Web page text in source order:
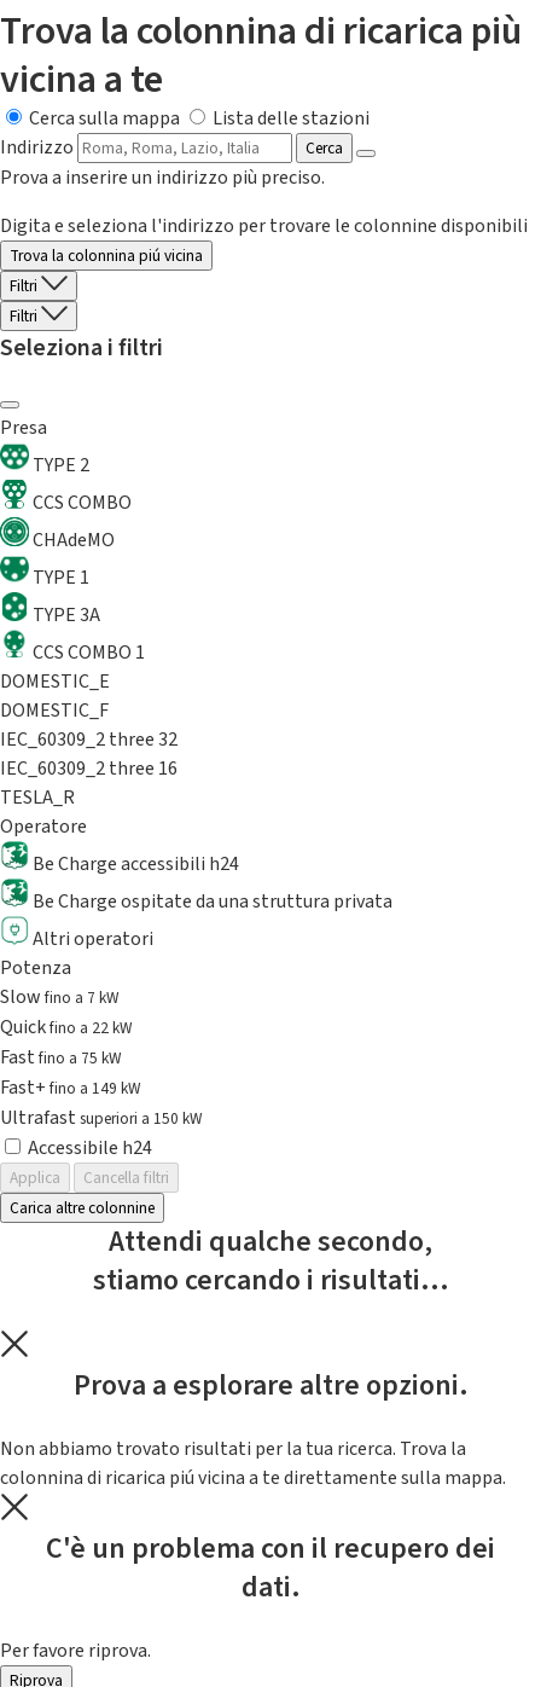
Trova la colonnina di ricarica più
vicina a te
Cerca sulla mappa
Lista delle stazioni
Indirizzo
Cerca
Prova a inserire un indirizzo più preciso.
Digita e seleziona l'indirizzo per trovare le colonnine disponibili
Trova la colonnina piú vicina
Filtri
Filtri
Seleziona i filtri
Presa
TYPE 2
CCS COMBO
CHAdeMO
TYPE 1
TYPE 3A
CCS COMBO 1
DOMESTIC_E
DOMESTIC_F
IEC_60309_2 three 32
IEC_60309_2 three 16
TESLA_R
Operatore
Be Charge accessibili h24
Be Charge ospitate da una struttura privata
Altri operatori
Potenza
Slowfino a 7 kW
Quickfino a 22 kW
Fastfino a 75 kW
Fast+fino a 149 kW
Ultrafast superiori a 150 kW
Accessibile h24
Applica
Cancella filtri
Carica altre colonnine
Attendi qualche secondo,
stiamo cercando i risultati...
Prova a esplorare altre opzioni.
Non abbiamo trovato risultati per la tua ricerca. Trova la
colonnina di ricarica piú vicina a te direttamente sulla mappa.
C'è un problema con il recupero dei
dati.
Per favore riprova.
Riprova